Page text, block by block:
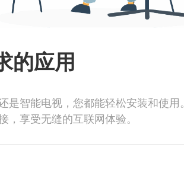
的应用
智能电视，您都能轻松安装和使用。
享受无缝的互联网体验。